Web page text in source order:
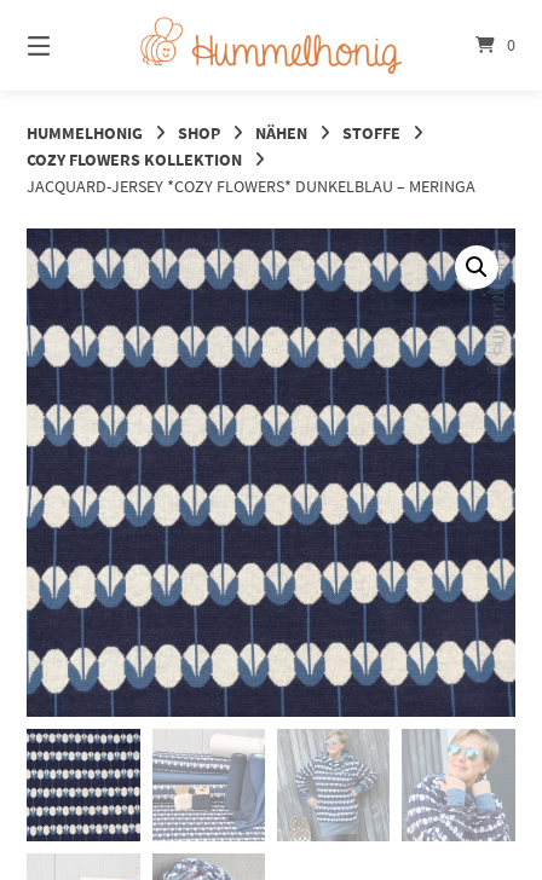
zum
Inhalt
0
HUMMELHONIG SHOP NÄHEN
STOFFE
COZY FLOWERS KOLLEKTION
JACQUARD-JERSEY *COZY FLOWERS* DUNKELBLAU – MERINGA